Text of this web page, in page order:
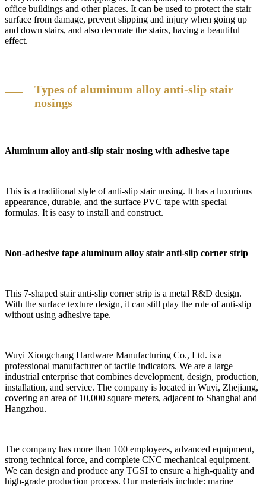
office buildings and other places. It can be used to protect the stair
surface from damage, prevent slipping and injury when going up
and down stairs, and also decorate the stairs, having a beautiful
effect.
Types of aluminum alloy anti-slip stair
nosings
Aluminum alloy anti-slip stair nosing with adhesive tape
This is a traditional style of anti-slip stair nosing. It has a luxurious
appearance, durable, and the surface PVC tape with special
formulas. It is easy to install and construct.
Non-adhesive tape aluminum alloy stair anti-slip corner strip
This 7-shaped stair anti-slip corner strip is a metal R&D design.
With the surface texture design, it can still play the role of anti-slip
without using adhesive tape.
Wuyi Xiongchang Hardware Manufacturing Co., Ltd. is a
professional manufacturer of tactile indicators. We are a large
industrial enterprise that combines development, design, production,
installation, and service. The company is located in Wuyi, Zhejiang,
covering an area of 10,000 square meters, adjacent to Shanghai and
Hangzhou.
The company has more than 100 employees, advanced equipment,
strong technical force, and complete CNC mechanical equipment.
We can design and produce any TGSI to ensure a high-quality and
high-grade production process. Our materials include: marine